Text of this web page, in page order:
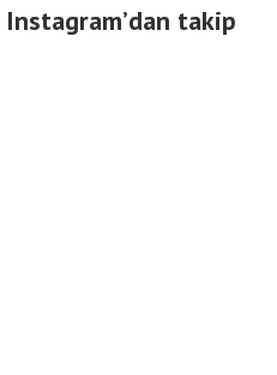
Instagram’dan takip